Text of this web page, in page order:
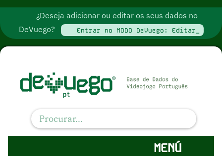
¿Deseja adicionar ou editar os seus dados no
DeVuego?
Entrar no MODO DeVuego: Editar_
MENÚ